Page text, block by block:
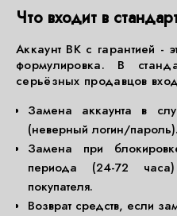
Что входит в
Аккаунт ВК с гарантией -
формулировка. В
серьёзных продавцов
Замена аккаунта в
(неверный логин/пароль).
Замена при
периода (24-72
покупателя.
Возврат средств, если